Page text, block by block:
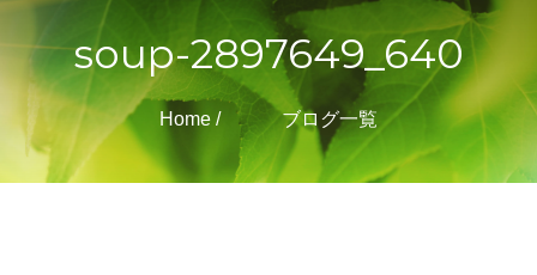
soup-2897649_640
Home ブログ一覧